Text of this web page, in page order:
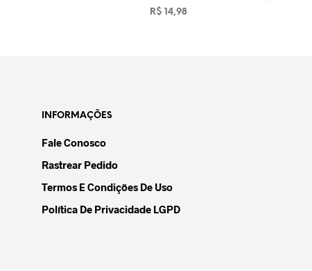
R$ 14,98
INFORMAÇÕES
Fale Conosco
Rastrear Pedido
Termos E Condições De Uso
Política De Privacidade LGPD